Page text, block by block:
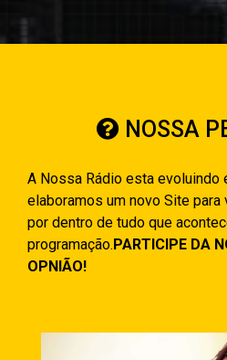
NOSSA
A Nossa Rádio esta evoluindo
elaboramos um novo Site
por dentro de tudo que
programação.PARTICIPE DA
OPNIÃO!